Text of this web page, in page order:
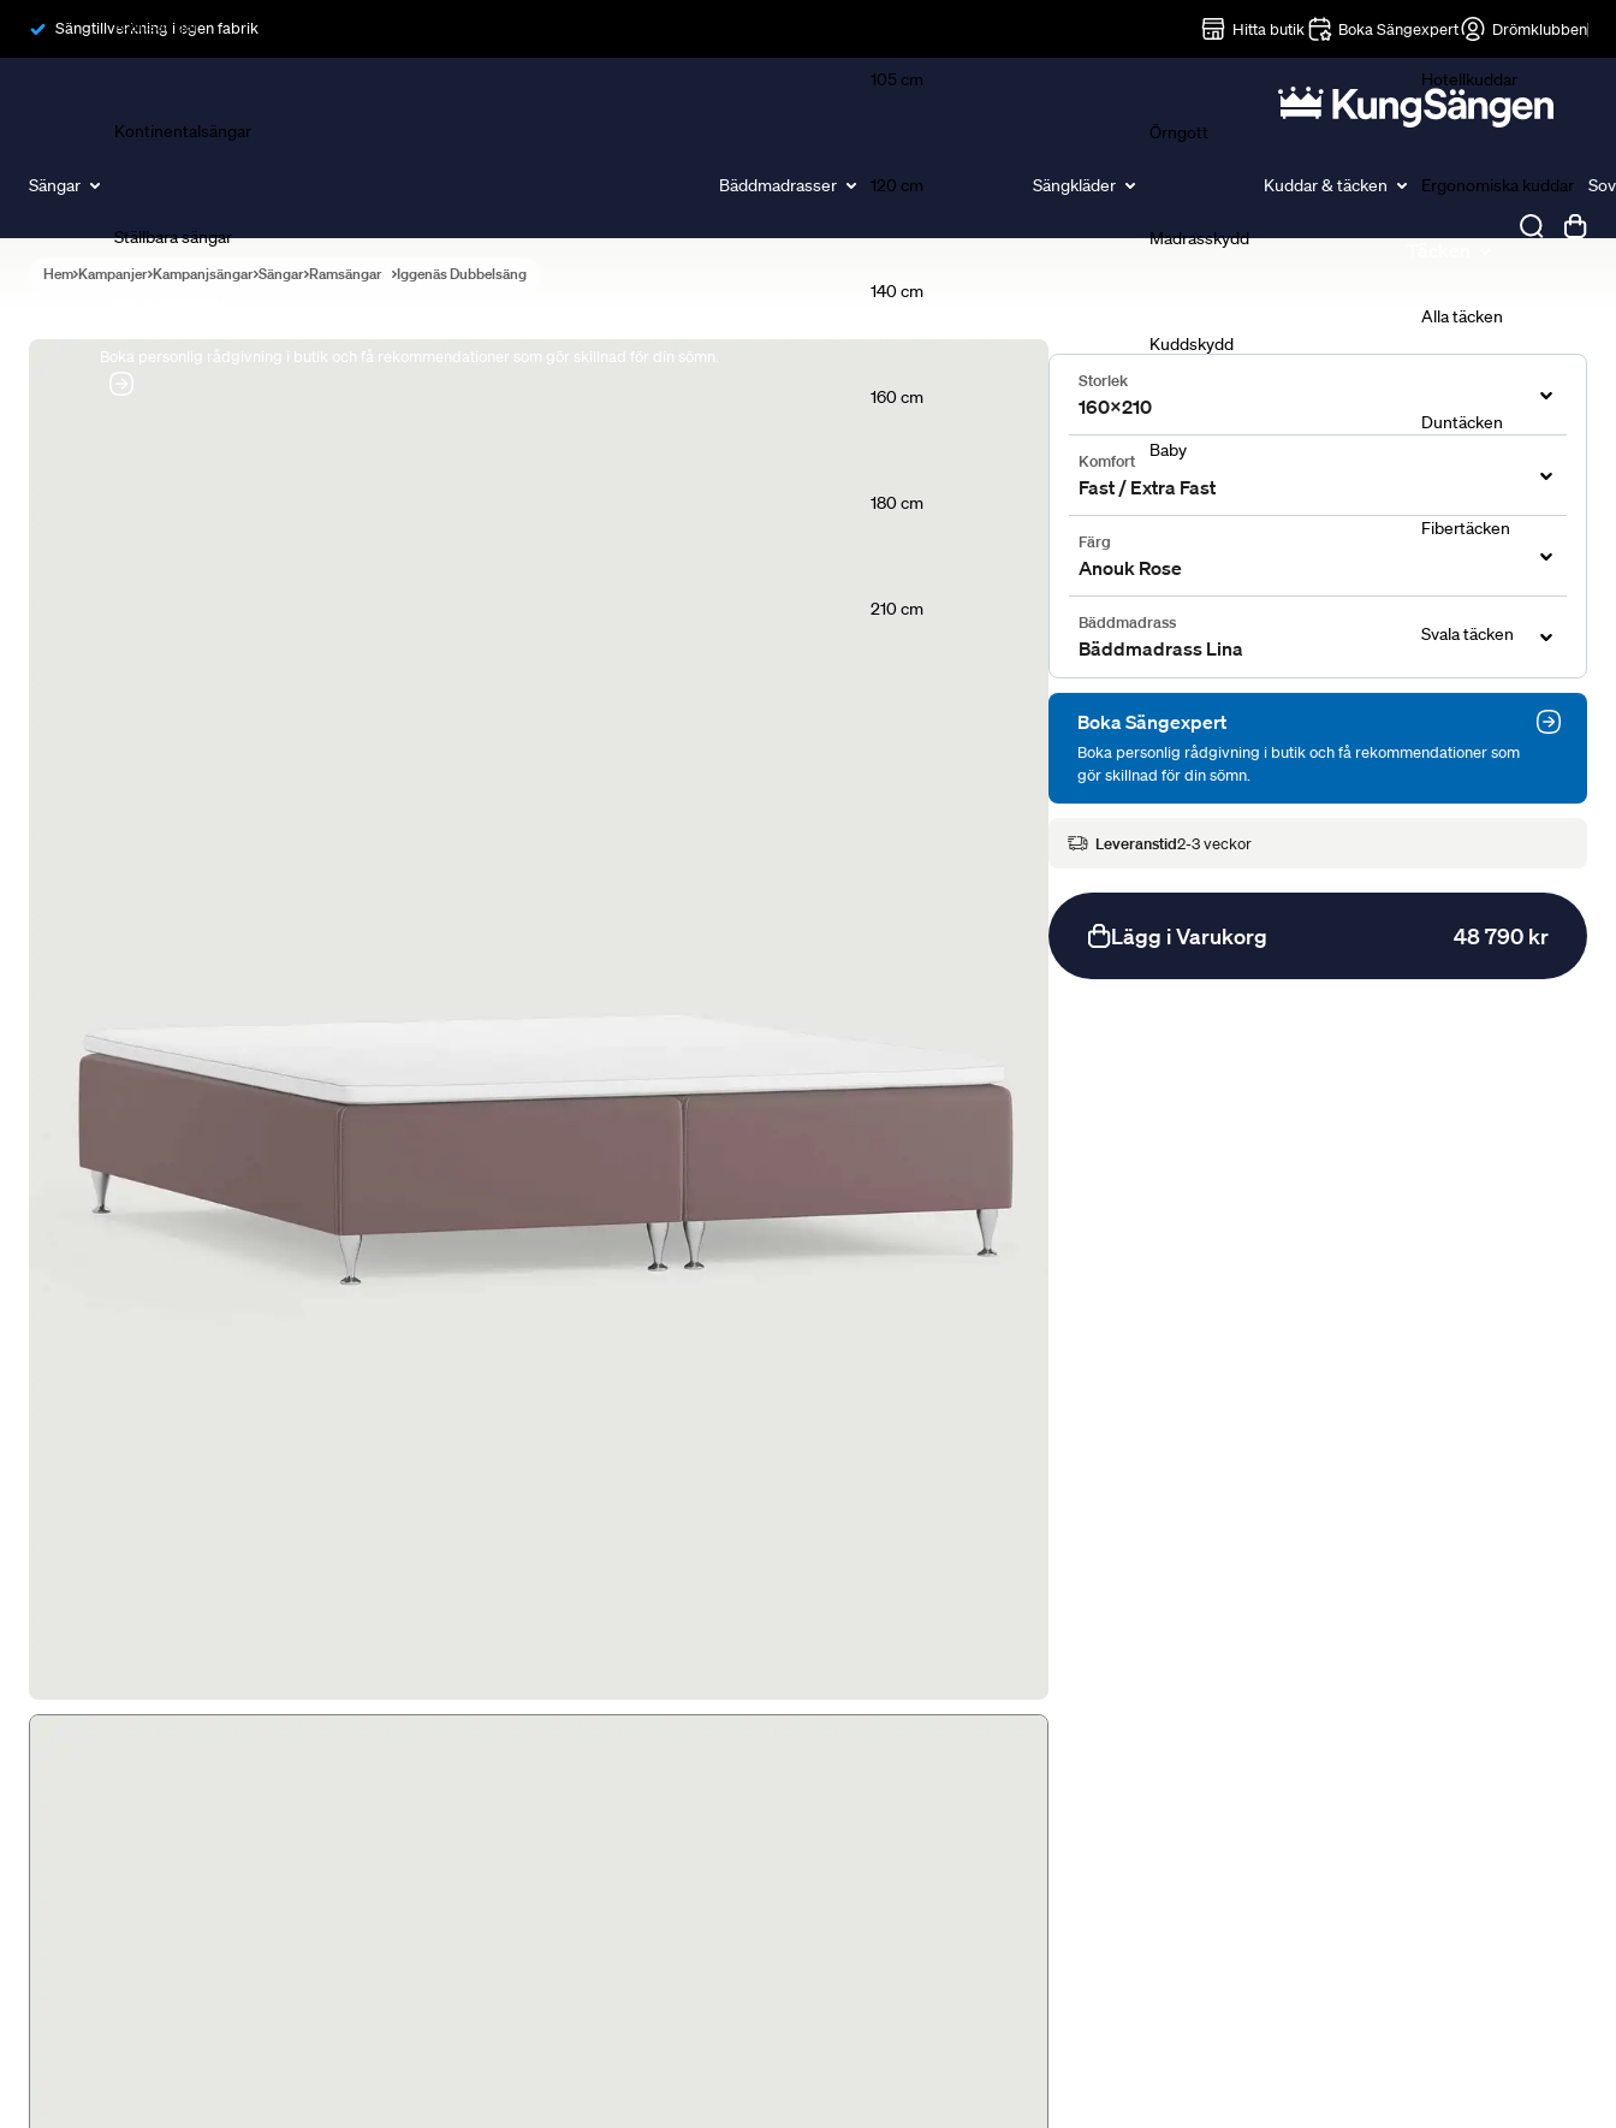
Sängtillverkning i egen fabrik Hitta butik Boka Sängexpert Drömklubben
Sängar
Ramsängar
Kontinentalsängar
Ställbara sängar
Boka personlig rådgivning i butik och få rekommendationer som gör skillnad för din sömn.
Bäddmadrasser
105 cm
120 cm
140 cm
160 cm
180 cm
210 cm
Sängkläder
Örngott
Madrasskydd
Kuddskydd
Baby
Kuddar & täcken
Hotellkuddar
Ergonomiska kuddar
Alla täcken
Duntäcken
Fibertäcken
Svala täcken
Hem Kampanjer Kampanjsängar Sängar Ramsängar Iggenäs Dubbelsäng
Storlek
160x210
Komfort
Fast / Extra Fast
Färg
Anouk Rose
Bäddmadrass
Bäddmadrass Lina
Boka Sängexpert
Boka personlig rådgivning i butik och få rekommendationer som
gör skillnad för din sömn.
Leveranstid2-3 veckor
Lägg i Varukorg 48 790 kr